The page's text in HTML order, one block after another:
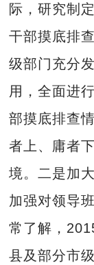
际，研究制
干部摸底排
级部门充分
用，全面进
部摸底排查
者上、庸者
境。二是加
加强对领导
常了解，
县及部分市